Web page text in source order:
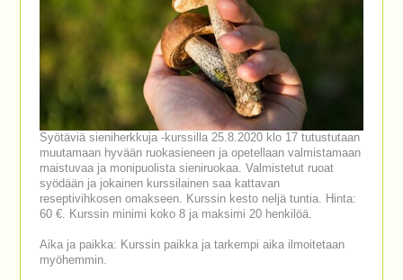
Syötäviä sieniherkkuja -kurssilla 25.8.2020 klo 17 tutustutaan
muutamaan hyvään ruokasieneen ja opetellaan valmistamaan
maistuvaa ja monipuolista sieniruokaa. Valmistetut ruoat
syödään ja jokainen kurssilainen saa kattavan
reseptivihkosen omakseen. Kurssin kesto neljä tuntia. Hinta:
60 €. Kurssin minimi koko 8 ja maksimi 20 henkilöä.
Aika ja paikka: Kurssin paikka ja tarkempi aika ilmoitetaan
myöhemmin.